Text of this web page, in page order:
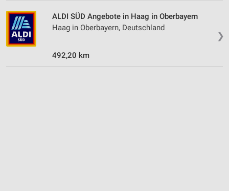
❯
ALDI SÜD Angebote in Haag in Oberbayern
Haag in Oberbayern, Deutschland
492,20 km